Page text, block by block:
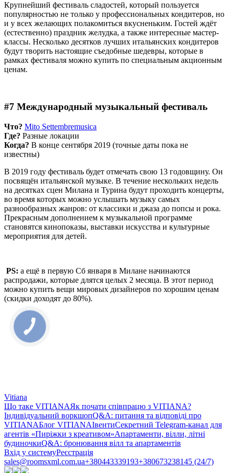
Крупнейший фестиваль сладостей, который пользуется
популярностью не только у профессиональных кондитеров, но
и у всех желающих полакомиться вкусненьким. Гостей ждёт
(естественно) праздник желудка, а также интересные мастер-
классы. Несколько десятков лучших итальянских кондитеров
будут творить настоящие съедобные шедевры, которые в
рамках фестиваля можно купить по специальным акционным
ценам.
#7 Международный музыкальный фестиваль
Что? Mito Settembremusica
Где? Разные локации
Когда? В конце сентября 2019 (точные даты пока не
известны)
В 2019 году фестиваль будет отмечать свою 13 годовщину. Он
посвящён итальянской музыке. В течение нескольких недель
на десятках сцен Милана и Турина будут проходить концерты,
во время которых можно услышать музыку самых
разнообразных жанров: от классики и джаза до попсы и рока.
Прекрасным дополнением к музыкальной программе
становятся кинопоказы, выставки искусства и культурные
мероприятия для детей.
PS: а ещё в первую Сб января в Милане начинаются
распродажи, которые длятся целых 2 месяца. В этот период
можно купить вещи мировых дизайнеров по хорошим ценам
(скидки доходят до 80%).
Vitiana
Що таке VITIANAЯк почати співпрацю з VITIANA?
Індивідуальний воркшопQ&A: питання та відповіді про
VITIANAБлог VITIANAІвентиСекретний Telegram-канал для
агентів «Пиріжки з креативом»Апартаменти, вілли, літні
будиночкиQ&A: бронювання вілл та апартаментів
Вхід у системуРеєстрація
sales@roomsxml.com.ua+380443339193+380673238145 (24/7)